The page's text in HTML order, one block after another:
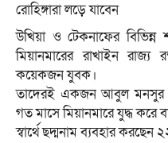
রোহিঙ্গারা লড়ে যাবেন
উখিয়া ও টেকনাফের বিভিন্ন
মিয়ানমারের রাখাইন রাজ্য
কয়েকজন যুবক।
তাদেরই একজন আবুল মনসুর
গত মাসে মিয়ানমারে যুদ্ধ করে
স্বার্থে ছদ্মনাম ব্যবহার